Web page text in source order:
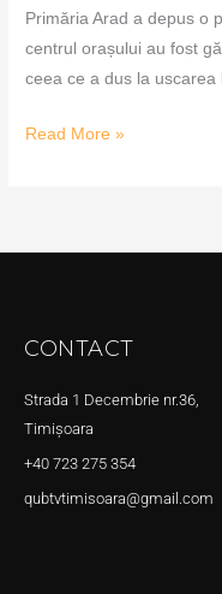
Primăria Arad a depus o
centrul orașului au fost
ceea ce a dus la
Read More »
CONTACT
Strada 1 Decembrie nr.36,
Timișoara
+40 723 275 354
qubtvtimisoara@gmail.com